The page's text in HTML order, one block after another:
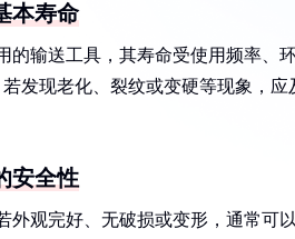
本寿命
的输送工具，其寿命受使用频率、
发现老化、裂纹或变硬等现象，
安全性
外观完好、无破损或变形，通常可